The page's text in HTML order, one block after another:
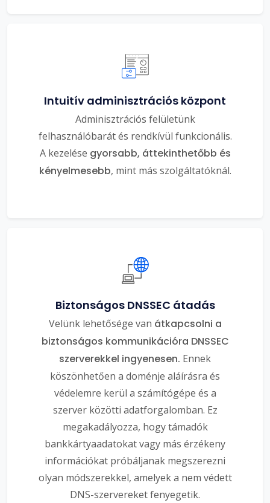
Intuitív adminisztrációs központ
Adminisztrációs felületünk
felhasználóbarát és rendkívül funkcionális.
A kezelése gyorsabb, áttekinthetőbb és
kényelmesebb, mint más szolgáltatóknál.
Biztonságos DNSSEC átadás
Velünk lehetősége van átkapcsolni a
biztonságos kommunikációra DNSSEC
szerverekkel ingyenesen. Ennek
köszönhetően a doménje aláírásra és
védelemre kerül a számítógépe és a
szerver közötti adatforgalomban. Ez
megakadályozza, hogy támadók
bankkártyaadatokat vagy más érzékeny
információkat próbáljanak megszerezni
olyan módszerekkel, amelyek a nem védett
DNS-szervereket fenyegetik.